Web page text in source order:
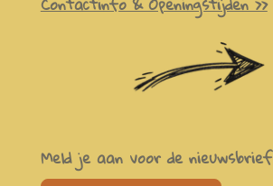
Meld je aan voor de nieuwsbrief